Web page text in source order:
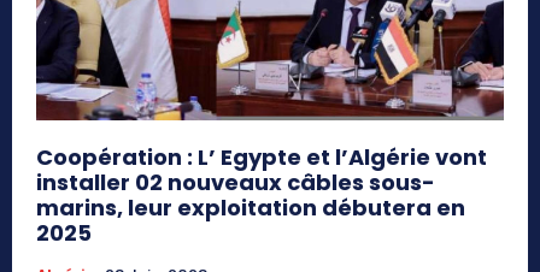
Coopération : L’ Egypte et l’Algérie vont
installer 02 nouveaux câbles sous-
marins, leur exploitation débutera en
2025